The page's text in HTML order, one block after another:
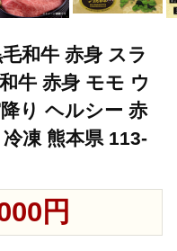
和牛 赤身 スラ
牛 赤身 モモ ウ
り ヘルシー 赤
凍 熊本県 113-
円